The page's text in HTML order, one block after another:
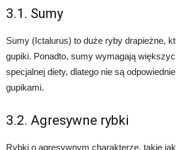
3.1. Sumy
Sumy (Ictalurus) to duże ryby drapieżne,
gupiki. Ponadto, sumy wymagają
specjalnej diety, dlatego nie są
gupikami.
3.2. Agresywne rybki
Rybki o agresywnym charakterze, takie